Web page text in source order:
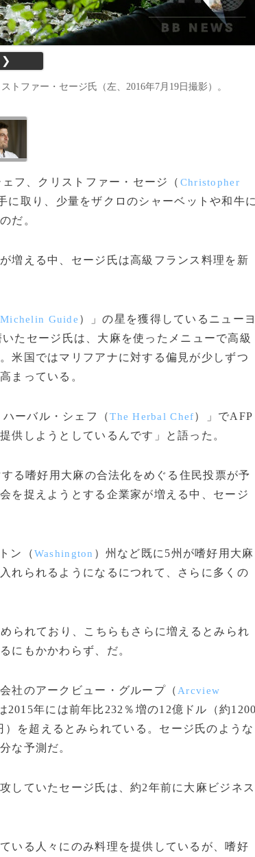
❯
ファー・セージ氏（左、2016年7月19日撮影）。
フ、クリストファー・セージ（ Christopher
に取り、少量をザクロのシャーベットや和牛
だ。
増える中、セージ氏は高級フランス料理を新
Michelin Guide ）」の星を獲得しているニュー
たセージ氏は、大麻を使ったメニューで高級
米国ではマリフアナに対する偏見が少しずつ
まっている。
ーバル・シェフ（The Herbal Chef）」でAFP
供しようとしているんです」と語った。
る嗜好用大麻の合法化をめぐる住民投票が予
を捉えようとする企業家が増える中、セージ
ン（Washington ）州など既に5州が嗜好用大麻
れられるようになるにつれて、さらに多くの
られており、こちらもさらに増えるとみられ
にもかかわらず、だ。
社のアークビュー・グループ（ Arcview
年には前年比232％増の12億ドル（約
を超えるとみられている。セージ氏のような
な予測だ。
していたセージ氏は、約2年前に大麻ビジネス
いる人々にのみ料理を提供しているが、嗜好